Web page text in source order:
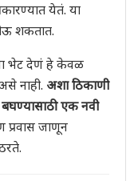
येतं. या
शकतात.
भेट देणं हे केवळ
नाही. अशा ठिकाणी
एक नवी
प्रवास जाणून